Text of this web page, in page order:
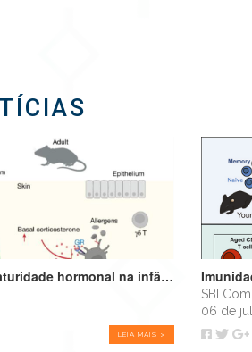
Janela crítica: como a imaturidade hormonal na infância amplifica alergias e programa o futuro do sistema imune
LEIA MAIS >
SBI
06 de